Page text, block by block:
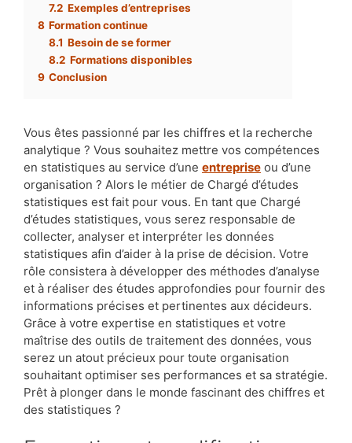
7.2 Exemples d’entreprises
8 Formation continue
8.1 Besoin de se former
8.2 Formations disponibles
9 Conclusion
Vous êtes passionné par les chiffres et la recherche
analytique ? Vous souhaitez mettre vos compétences
en statistiques au service d’une entreprise ou d’une
organisation ? Alors le métier de Chargé d’études
statistiques est fait pour vous. En tant que Chargé
d’études statistiques, vous serez responsable de
collecter, analyser et interpréter les données
statistiques afin d’aider à la prise de décision. Votre
rôle consistera à développer des méthodes d’analyse
et à réaliser des études approfondies pour fournir des
informations précises et pertinentes aux décideurs.
Grâce à votre expertise en statistiques et votre
maîtrise des outils de traitement des données, vous
serez un atout précieux pour toute organisation
souhaitant optimiser ses performances et sa stratégie.
Prêt à plonger dans le monde fascinant des chiffres et
des statistiques ?